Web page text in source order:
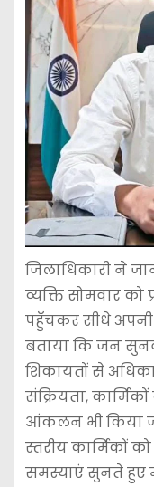
जिलाधिकारी ने
व्यक्ति सोमवार को
पहुॅचकर सीधे
बताया कि जन
शिकायतों से
संक्रियता,
आंकलन भी किया
स्तरीय कार्मिकों
समस्याएं सुनते हुए